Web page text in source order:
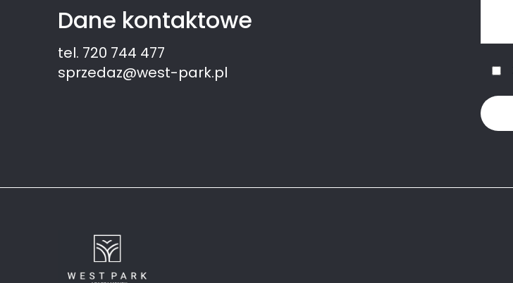
Dane kontaktowe
tel. 720 744 477
sprzedaz@west-park.pl